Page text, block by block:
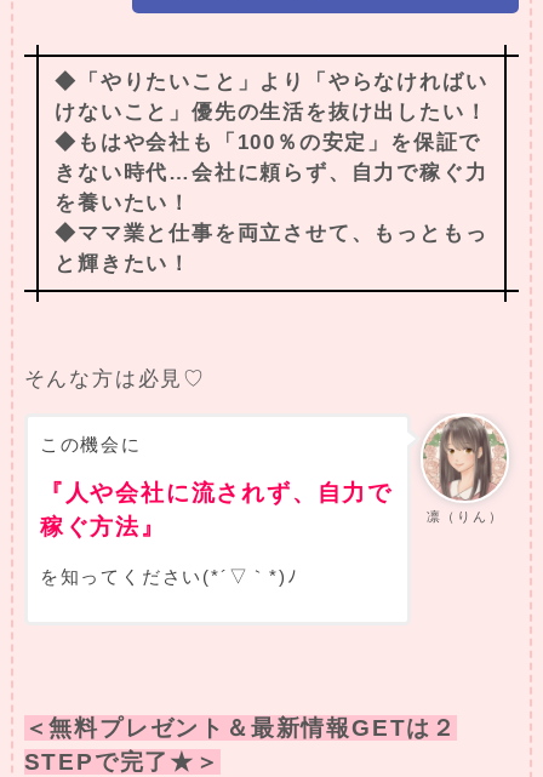
◆「やりたいこと」より「やらなければい
けないこと」優先の生活を抜け出したい！
◆もはや会社も「100％の安定」を保証で
きない時代…会社に頼らず、自力で稼ぐ力
を養いたい！
◆ママ業と仕事を両立させて、もっともっ
と輝きたい！
そんな方は必見♡
凛（りん）
この機会に
『人や会社に流されず、自力で
稼ぐ方法』
を知ってください(*´▽｀*)ﾉ
＜無料プレゼント＆最新情報GETは２
STEPで完了★＞